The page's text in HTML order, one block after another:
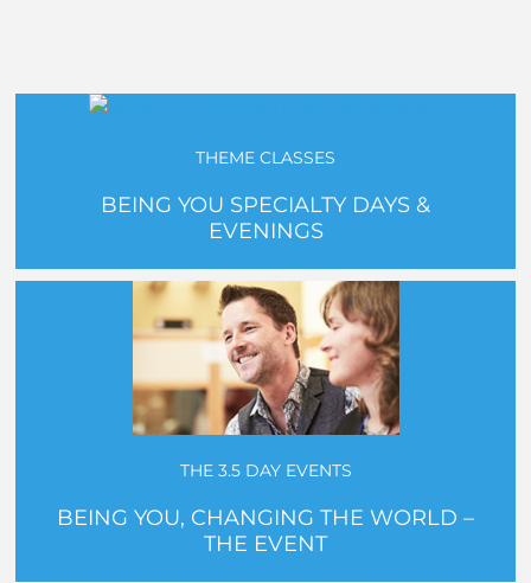
THEME CLASSES
BEING YOU SPECIALTY DAYS &
EVENINGS
THE 3.5 DAY EVENTS
BEING YOU, CHANGING THE WORLD –
THE EVENT